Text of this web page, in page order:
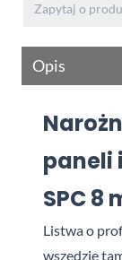
Zapytaj o
Opis
paneli
SPC 8
Listwa o
wszędzie